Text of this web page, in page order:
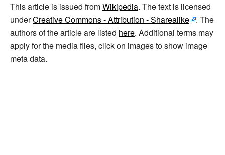
This article is issued fromWikipedia. The text is licensed
underCreative Commons - Attribution - Sharealike
. The
authors of the article are listed here. Additional terms may
apply for the media files, click on images to show image
meta data.